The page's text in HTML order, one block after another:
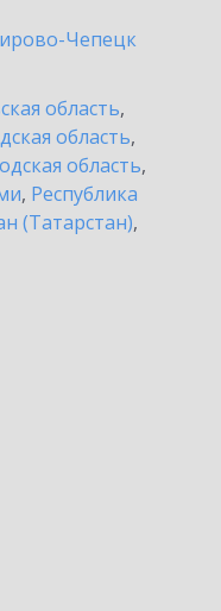
Чепецк
область,
область,
область,
, Республика
(Татарстан),